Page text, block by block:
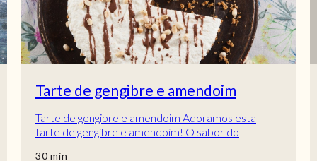
Tarte de gengibre e amendoim
Tarte de gengibre e amendoim Adoramos esta
tarte de gengibre e amendoim! O sabor do
30min
min